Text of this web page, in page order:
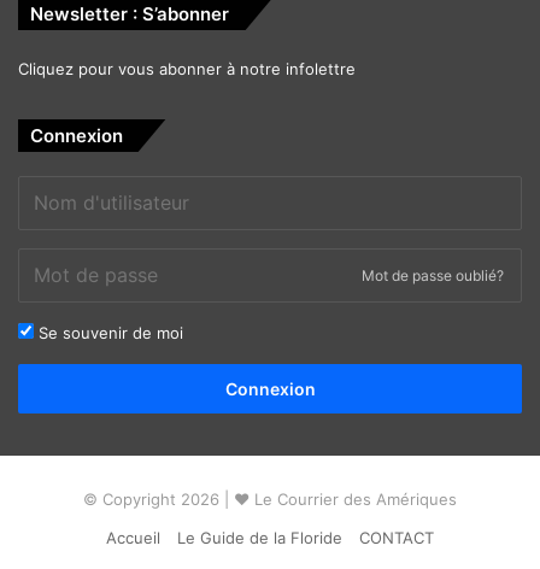
Newsletter : S’abonner
Cliquez pour vous abonner à notre infolettre
Connexion
Mot de passe oublié?
Se souvenir de moi
Connexion
© Copyright 2026 | ❤ Le Courrier des Amériques
Accueil
Le Guide de la Floride CONTACT